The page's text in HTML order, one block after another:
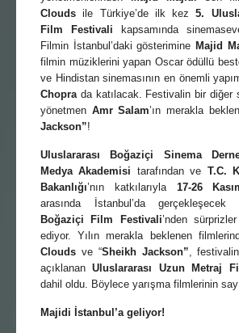
Clouds ile Türkiye’de ilk kez5.
Film Festivali kapsamında
Filmin İstanbul’daki gösterimine Majid
filmin müziklerini yapan Oscar ödüllü
ve Hindistan sinemasının en önemli
Chopra da katılacak. Festivalin bir diğer
yönetmen Amr Salam’ın merakla
Jackson”!
Uluslararası Boğaziçi Sinema
Medya Akademisi tarafından ve T.C.
Bakanlığı’nın katkılarıyla 17-26 Kası
arasında İstanbul’da gerçekleşecek
Boğaziçi Film Festivali’nden
ediyor. Yılın merakla beklenen
Clouds ve “Sheikh Jackson” ,
açıklananUluslararası Uzun Metraj F
dahil oldu. Böylece yarışma filmlerinin
Majidi İstanbul’a geliyor!